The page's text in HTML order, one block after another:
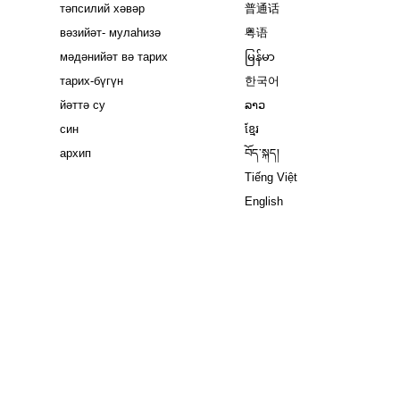
тәпсилий хәвәр
вәзийәт- мулаһизә
мәдәнийәт вә тарих
тарих-бүгүн
йәттә су
син
архип
普通话
粤语
မြန်မာ
한국어
ລາວ
ខ្មែរ
བོད་སྐད།
Tiếng Việt
English